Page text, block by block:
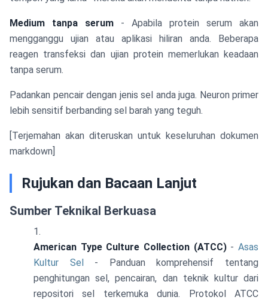
Medium tanpa serum - Apabila protein serum akan
mengganggu ujian atau aplikasi hiliran anda. Beberapa
reagen transfeksi dan ujian protein memerlukan keadaan
tanpa serum.
Padankan pencair dengan jenis sel anda juga. Neuron primer
lebih sensitif berbanding sel barah yang teguh.
[Terjemahan akan diteruskan untuk keseluruhan dokumen
markdown]
Rujukan dan Bacaan Lanjut
Sumber Teknikal Berkuasa
American Type Culture Collection (ATCC)-Asas
Kultur Sel
- Panduan komprehensif tentang
penghitungan sel, pencairan, dan teknik kultur dari
repositori sel terkemuka dunia. Protokol ATCC